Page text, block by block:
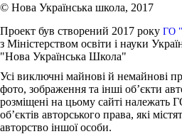
© Нова Українська школа, 2017
Проект був створений 2017 року ГО
з Міністерством освіти і науки
"Нова Українська Школа"
Усі виключні майнові й немайнові
фото, зображення та інші об’єкти
розміщені на цьому сайті належать
об’єктів авторського права, які
авторство іншої особи.